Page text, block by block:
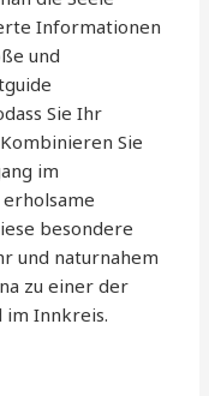
Informationen
und
Sie Ihr
Sie
im
besondere
und naturnahem
zu einer der
im Innkreis.